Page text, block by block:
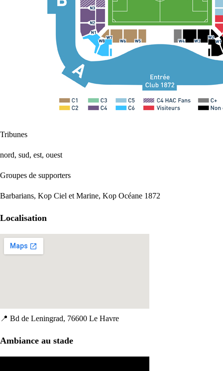
Tribunes
nord, sud, est, ouest
Groupes de supporters
Barbarians, Kop Ciel et Marine, Kop Océane 1872
Localisation
📍 Bd de Leningrad, 76600 Le Havre
Ambiance au stade